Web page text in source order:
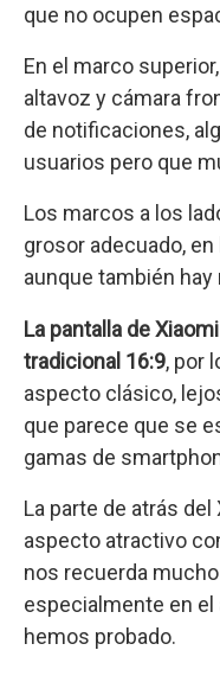
que no ocupen
En el marco
altavoz y cámara
de notificaciones,
usuarios pero que
Los marcos a los
grosor adecuado,
aunque también
La pantalla de
tradicional 16:9, por
aspecto clásico,
que parece que se
gamas de
La parte de atrás
aspecto atractivo
nos recuerda mucho
especialmente en el
hemos probado.